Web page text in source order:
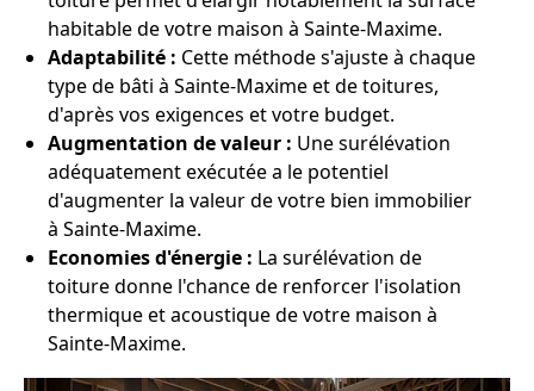
habitable de votre maison à Sainte-Maxime.
Adaptabilité : Cette méthode s'ajuste à chaque
type de bâti à Sainte-Maxime et de toitures,
d'après vos exigences et votre budget.
Augmentation de valeur : Une surélévation
adéquatement exécutée a le potentiel
d'augmenter la valeur de votre bien immobilier
à Sainte-Maxime.
Economies d'énergie : La surélévation de
toiture donne l'chance de renforcer l'isolation
thermique et acoustique de votre maison à
Sainte-Maxime.